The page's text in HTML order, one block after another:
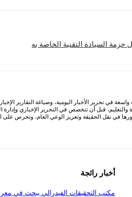
السيادة التقنية الخاصة به
تحرير الأخبار اليومية، وصياغة التقارير
قبل أن تتخصص في التحرير الإخباري وإدارة
في نقل الحقيقة وتعزيز الوعي العام، وتحرص على
أخبار رائجة